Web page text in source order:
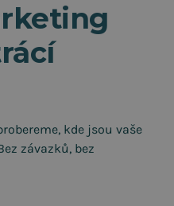
kde jsou vaše
závazků, bez